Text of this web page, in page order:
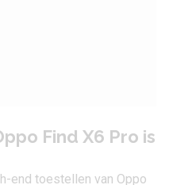
Find X6 Pro is
end toestellen van Oppo